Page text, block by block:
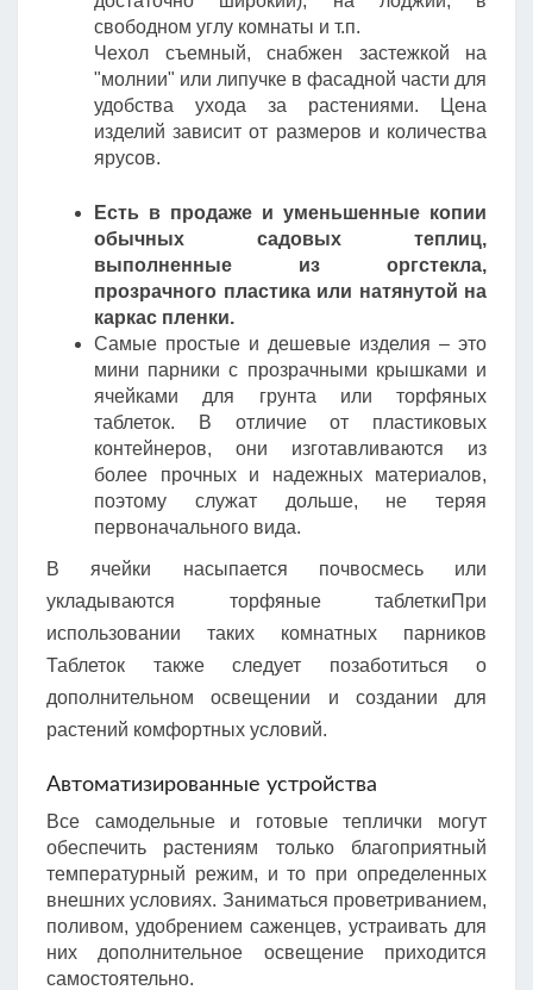
свободном углу комнаты и т.п.
Чехол съемный, снабжен застежкой на
"молнии" или липучке в фасадной части для
удобства ухода за растениями. Цена
изделий зависит от размеров и количества
ярусов.
Есть в продаже и уменьшенные копии
обычных садовых теплиц,
выполненные из оргстекла,
прозрачного пластика или натянутой на
каркас пленки.
Самые простые и дешевые изделия – это
мини парники с прозрачными крышками и
ячейками для грунта или торфяных
таблеток. В отличие от пластиковых
контейнеров, они изготавливаются из
более прочных и надежных материалов,
поэтому служат дольше, не теряя
первоначального вида.
В ячейки насыпается почвосмесь или
укладываются торфяные таблеткиПри
использовании таких комнатных парников
Таблеток также следует позаботиться о
дополнительном освещении и создании для
растений комфортных условий.
Автоматизированные устройства
Все самодельные и готовые теплички могут
обеспечить растениям только благоприятный
температурный режим, и то при определенных
внешних условиях. Заниматься проветриванием,
поливом, удобрением саженцев, устраивать для
них дополнительное освещение приходится
самостоятельно.